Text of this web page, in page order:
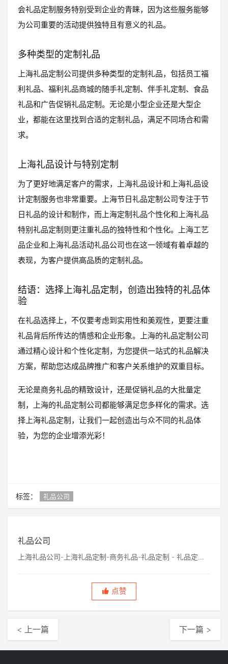
会礼品定制服务特别受到企业的青睐，因为这些服务能够
为公司重要的活动提供独特且有意义的礼品。
多种类型的定制礼品
上海礼品定制公司提供多种类型的定制礼品，包括员工福
利礼品、福利礼品商城的随手礼定制、伴手礼定制、食品
礼品和广告促销礼品定制。无论是小型企业还是大型企
业，都能在这里找到合适的定制礼品，满足不同场合和需
求。
上海礼品设计与特别定制
为了更好地满足客户的需求，上海礼品设计和上海礼品设
计定制服务也非常重要。上海节日礼品定制公司专注于节
日礼品的设计和制作，而上海定制礼品个性化和上海礼品
特别礼品定制则更注重礼品的独特性和个性化。上海工艺
品企业和上海礼品活动礼品公司也在这一领域有着卓越的
表现，为客户提供高品质的定制礼品。
结语：选择上海礼品定制，创造出独特的礼品体
验
在礼品选择上，不仅要考虑到实用性和美观性，更要注重
礼品背后所传达的情感和企业形象。上海的礼品定制公司
通过精心设计和个性化定制，为您提供一站式的礼品解决
方案，帮助您达成品牌推广和客户关系维护的双重目标。
无论是商务礼品的精致设计，还是促销礼品的大批量定
制，上海的礼品定制公司都能够满足您多样化的需求。选
择上海礼品定制，让我们一起创造出与众不同的礼品体
验，为您的企业增添光彩！
标签： 礼品公司
礼品公司
上海礼品公司-上海礼品定制-商务礼品-礼品定制 - 礼品定制
点赞
< 上一篇 下一篇 >